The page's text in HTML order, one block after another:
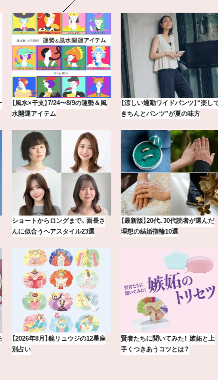
【涼しい通勤ワイドパンツ】“楽して
きちんとパンツ”が夏の味方
【BAILA×OMO】ウオズミアミ描き
下ろし！金沢の旅リスト
【最新版】20代、30代読者が選んだ
理想の結婚指輪10選
20年の研究が生んだ、『TSUBAKI』
の圧倒的な艶力【エデ…
賢者たちに聞いてみた！ 嫉妬と上
手くつきあうコツとは？
気分が上がる「フルラ」のアイウェ
アを「眼鏡市場」で探して。